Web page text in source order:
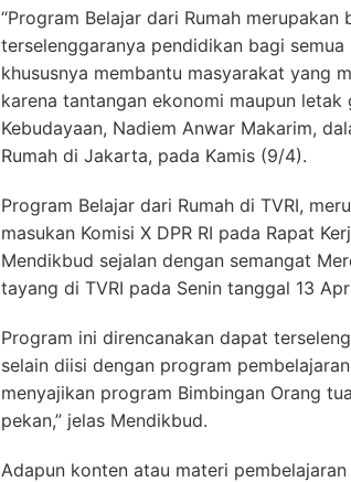
“Program Belajar dari Rumah
terselenggaranya pendidikan bagi
khususnya membantu masyarakat yang
karena tantangan ekonomi maupun
Kebudayaan, Nadiem Anwar Makarim,
Rumah di Jakarta, pada Kamis (9/4).
Program Belajar dari Rumah di TVRI,
masukan Komisi X DPR RI pada Rapat
Mendikbud sejalan dengan semangat
tayang di TVRI pada Senin tanggal 13
Program ini direncanakan dapat
selain diisi dengan program
menyajikan program Bimbingan Orang
pekan,” jelas Mendikbud.
Adapun konten atau materi